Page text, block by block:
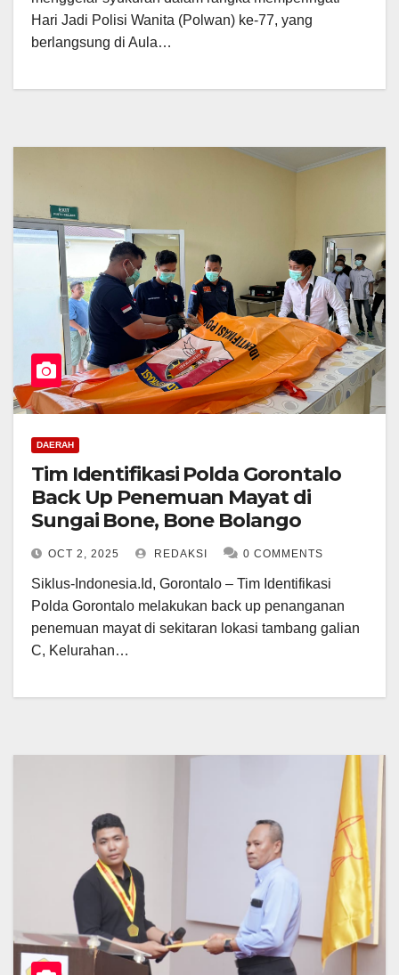
Hari Jadi Polisi Wanita (Polwan) ke-77, yang
berlangsung di Aula…
DAERAH
Tim Identifikasi Polda Gorontalo
Back Up Penemuan Mayat di
Sungai Bone, Bone Bolango
OCT 2, 2025 REDAKSI 0 COMMENTS
Siklus-Indonesia.Id, Gorontalo – Tim Identifikasi
Polda Gorontalo melakukan back up penanganan
penemuan mayat di sekitaran lokasi tambang galian
C, Kelurahan…